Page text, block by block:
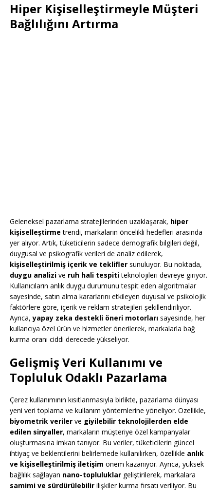
Hiper Kişiselleştirmeyle Müşteri
Bağlılığını Artırma
Geleneksel pazarlama stratejilerinden uzaklaşarak, hiper
kişiselleştirme trendi, markaların öncelikli hedefleri arasında
yer alıyor. Artık, tüketicilerin sadece demografik bilgileri değil,
duygusal ve psikografik verileri de analiz edilerek,
kişiselleştirilmiş içerik ve teklifler sunuluyor. Bu noktada,
duygu analizi ve ruh hali tespititeknolojileri devreye giriyor.
Kullanıcıların anlık duygu durumunu tespit eden algoritmalar
sayesinde, satın alma kararlarını etkileyen duyusal ve psikolojik
faktörlere göre, içerik ve reklam stratejileri şekillendiriliyor.
Ayrıca,yapay zeka destekli öneri motorları sayesinde, her
kullancıya özel ürün ve hizmetler önerilerek, markalarla bağ
kurma oranı ciddi derecede yükseliyor.
Gelişmiş Veri Kullanımı ve
Topluluk Odaklı Pazarlama
Çerez kullanımının kısıtlanmasıyla birlikte, pazarlama dünyası
yeni veri toplama ve kullanım yöntemlerine yöneliyor. Özellikle,
biyometrik veriler ve giyilebilir teknolojilerden elde
edilen sinyaller, markaların müşteriye özel kampanyalar
oluşturmasına imkan tanıyor. Bu veriler, tüketicilerin güncel
ihtiyaç ve beklentilerini belirlemede kullanılırken, özellikle anlık
ve kişiselleştirilmiş iletişim önem kazanıyor. Ayrıca, yüksek
bağlılık sağlayan nano-topluluklar geliştirilerek, markalara
samimi ve sürdürülebilir ilişkiler kurma fırsatı veriliyor. Bu